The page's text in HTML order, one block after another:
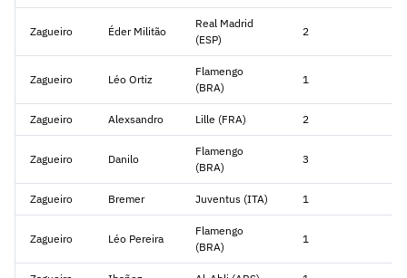
Zagueiro Éder Militão
Real Madrid
(ESP)
2
Zagueiro Léo Ortiz
Flamengo
(BRA)
1
Zagueiro Alexsandro Lille (FRA) 2
Zagueiro Danilo
Flamengo
(BRA)
3
Zagueiro Bremer Juventus (ITA) 1
Zagueiro Léo Pereira
Flamengo
(BRA)
1